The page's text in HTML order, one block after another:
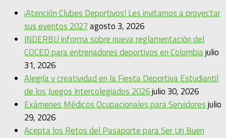
¡Atención Clubes Deportivos! Les invitamos a proyectar
sus eventos 2027agosto 3, 2026
INDERBU informa sobre nueva reglamentación del
COCED para entrenadores deportivos en Colombiajulio
31, 2026
Alegría y creatividad en la Fiesta Deportiva Estudiantil
de los Juegos Intercolegiados 2026julio 30, 2026
Exámenes Médicos Ocupacionales para Servidoresjulio
29, 2026
Acepta los Retos del Pasaporte para Ser Un Buen